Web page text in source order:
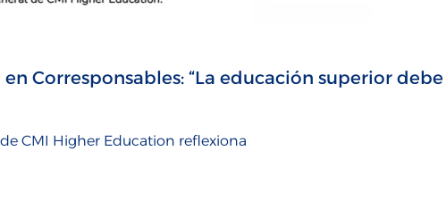
en Corresponsables: “La educación superior
CMI Higher Education reflexiona